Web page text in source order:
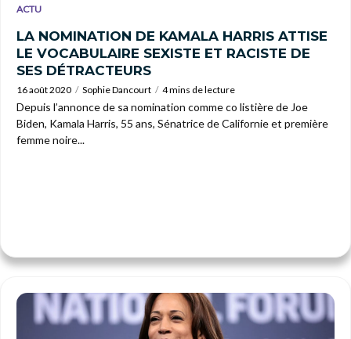
ACTU
LA NOMINATION DE KAMALA HARRIS ATTISE
LE VOCABULAIRE SEXISTE ET RACISTE DE
SES DÉTRACTEURS
16 août 2020 Sophie Dancourt 4 mins de lecture
Depuis l’annonce de sa nomination comme co listière de Joe
Biden, Kamala Harris, 55 ans, Sénatrice de Californie et première
femme noire...